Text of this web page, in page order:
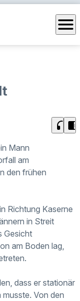
menu
headphones chrome_reader_mode
Mann
am
den frühen
Richtung Kaserne
in Streit
Gesicht
am Boden lag,
dass er stationär
Von den